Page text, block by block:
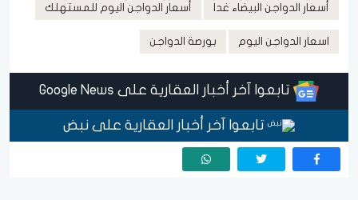
أسعار الدواجن البيضاء غدا أسعار الدواجن اليوم للمستهلك
اسعار الدواجن اليوم بورصة الدواجن
تابعوا آخر أخبار العقارية على Google News
تابعوا آخر أخبار العقارية على نبض